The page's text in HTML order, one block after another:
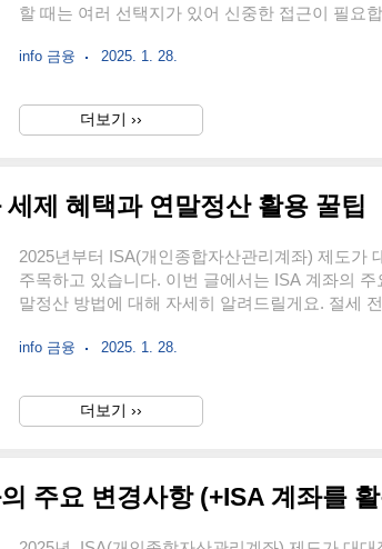
할 때는 여러 선택지가 있어 신중한 접근이 필요
다.ISA 계좌 이전 절차와 주의사항ISA 계좌는 금
관의 영업점 방문 또는 온라인 신청.필요한 서류:
자산 현금화기존 계좌 내 자산은 모두 현금화 후
info 금융 2025. 1. 28.
더보기 ››
제 혜택과 연말정산 활용 꿀팁
2025년부터 ISA(개인종합자산관리계좌) 제도가
주목하고 있습니다. 이번 글에서는 ISA 계좌의
말정산 방법에 대해 자세히 알려드릴게요. 절세
터 ISA 계좌의 비과세 한도가 대폭 확대되었습니
과세 한도가 넉넉해진 덕분에 더 많은 수익을 세
특히, 서민형 ISA는 혜택 폭이 커졌으니, 자격 요
info 금융 2025. 1. 28.
더보기 ››